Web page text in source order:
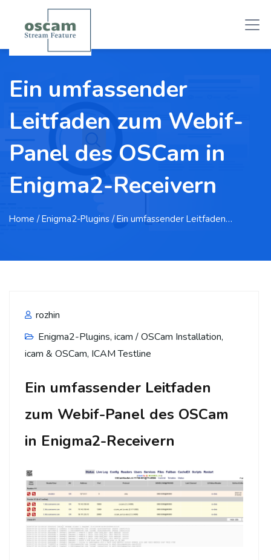
Ein umfassender
Leitfaden zum Webif-
Panel des OSCam in
Enigma2-Receivern
Home / Enigma2-Plugins / Ein umfassender Leitfaden…
rozhin
Enigma2-Plugins, icam / OSCam Installation,
icam & OSCam, ICAM Testline
Ein umfassender Leitfaden
zum Webif-Panel des OSCam
in Enigma2-Receivern